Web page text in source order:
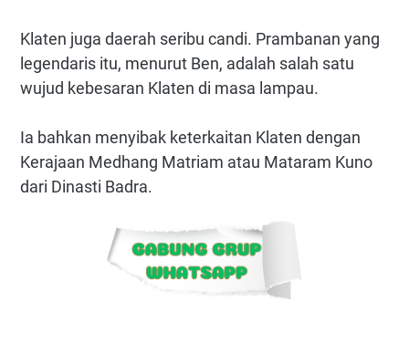
Klaten juga daerah seribu candi. Prambanan yang
legendaris itu, menurut Ben, adalah salah satu
wujud kebesaran Klaten di masa lampau.
Ia bahkan menyibak keterkaitan Klaten dengan
Kerajaan Medhang Matriam atau Mataram Kuno
dari Dinasti Badra.